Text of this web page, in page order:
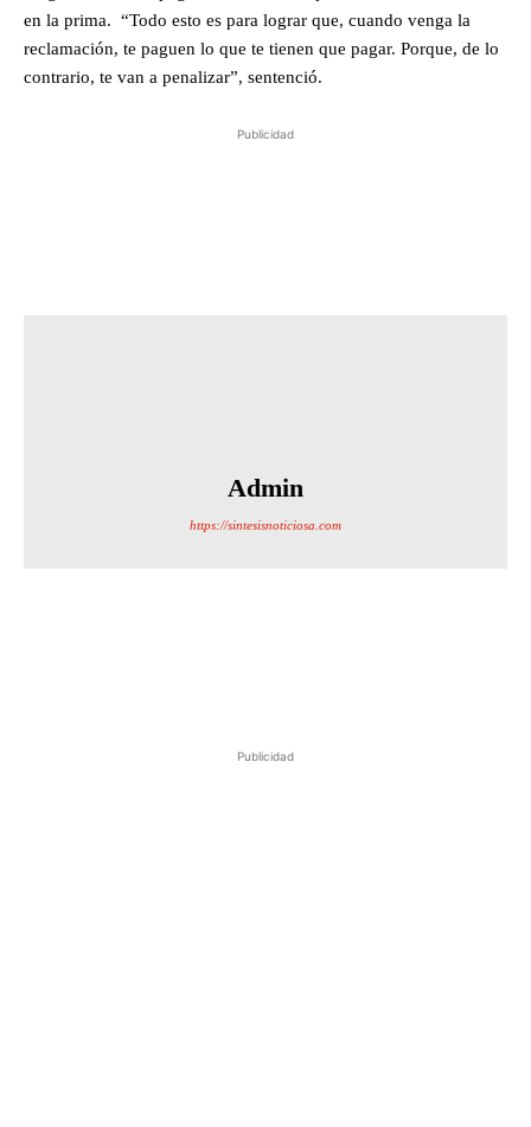
en la prima. “Todo esto es para lograr que, cuando venga la
reclamación, te paguen lo que te tienen que pagar. Porque, de lo
contrario, te van a penalizar”, sentenció.
Publicidad
Admin
https://sintesisnoticiosa.com
Publicidad